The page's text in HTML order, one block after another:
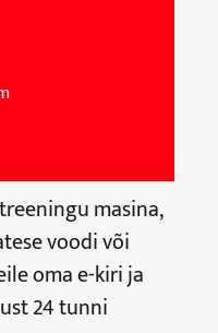
masina,
voodi või
oma e-kiri ja
24 tunni